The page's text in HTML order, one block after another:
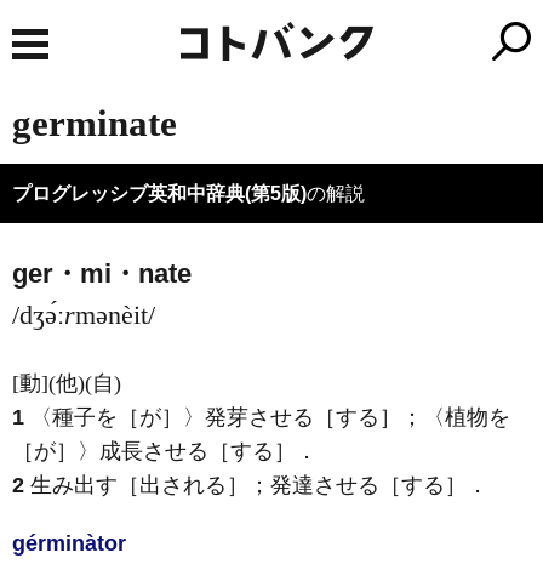
germinate
プログレッシブ英和中辞典(第5版)の解説
ger・mi・nate
/dʒə́ːrmənèit/
[動](他)(自)
1 〈種子を［が］〉発芽させる［する］；〈植物を
［が］〉成長させる［する］
．
2 生み出す［出される］；発達させる［する］ ．
gérminàtor